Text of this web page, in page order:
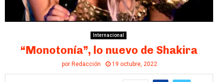
Internacional
“Monotonía”, lo nuevo de Shakira
por Redacción 19 octubre, 2022